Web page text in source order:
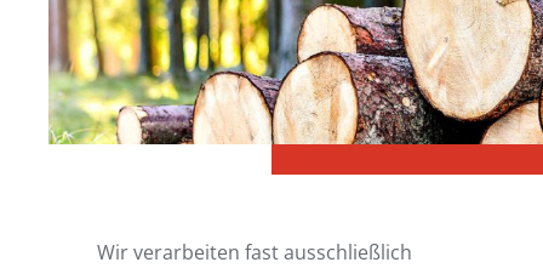
Wir verarbeiten fast ausschließlich